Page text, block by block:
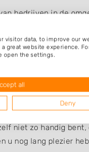
bedrijven in de
soorten
en de hout beton
en uitstraling van
belangrijk dat een
niet zo handig
u nog lang plezier
visitor data, to improve our
great website experience.
open the settings.
all
Deny